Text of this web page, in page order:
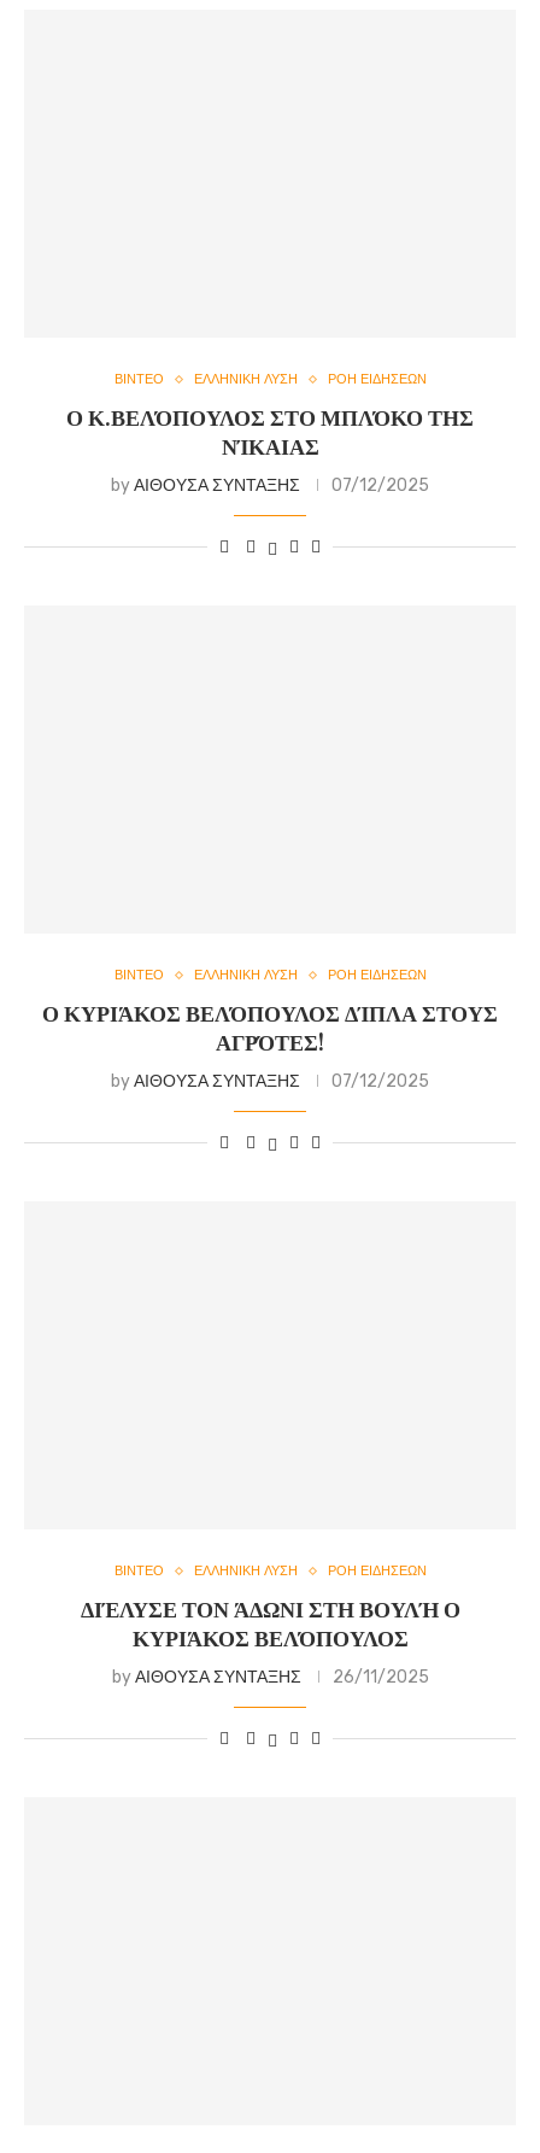
ΒΙΝΤΕΟ ΕΛΛΗΝΙΚΗ ΛΥΣΗ ΡΟΗ ΕΙΔΗΣΕΩΝ
Ο Κ.ΒΕΛΌΠΟΥΛΟΣ ΣΤΟ ΜΠΛΌΚΟ ΤΗΣ
ΝΊΚΑΙΑΣ
byΑΙΘΟΥΣΑ ΣΥΝΤΑΞΗΣ 07/12/2025
ΒΙΝΤΕΟ ΕΛΛΗΝΙΚΗ ΛΥΣΗ ΡΟΗ ΕΙΔΗΣΕΩΝ
Ο ΚΥΡΙΆΚΟΣ ΒΕΛΌΠΟΥΛΟΣ ΔΊΠΛΑ ΣΤΟΥΣ
ΑΓΡΌΤΕΣ!
byΑΙΘΟΥΣΑ ΣΥΝΤΑΞΗΣ 07/12/2025
ΒΙΝΤΕΟ ΕΛΛΗΝΙΚΗ ΛΥΣΗ ΡΟΗ ΕΙΔΗΣΕΩΝ
ΔΙΈΛΥΣΕ ΤΟΝ ΆΔΩΝΙ ΣΤΗ ΒΟΥΛΉ Ο
ΚΥΡΙΆΚΟΣ ΒΕΛΌΠΟΥΛΟΣ
byΑΙΘΟΥΣΑ ΣΥΝΤΑΞΗΣ 26/11/2025